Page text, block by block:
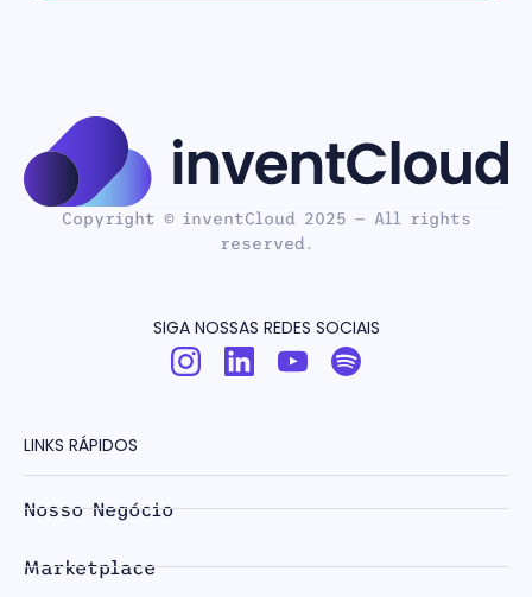
Copyright © inventCloud 2025 — All rights
reserved.
SIGA NOSSAS REDES SOCIAIS
LINKS RÁPIDOS
Nosso Negócio
Marketplace